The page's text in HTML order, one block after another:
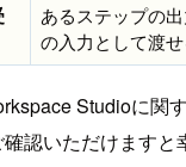
あるステップの
の入力として渡せ
Studioに関
認いただけますと